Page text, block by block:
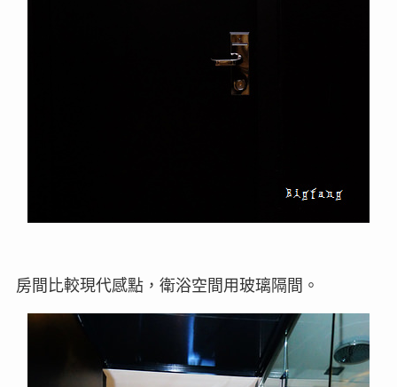
房間比較現代感點，衛浴空間用玻璃隔間。